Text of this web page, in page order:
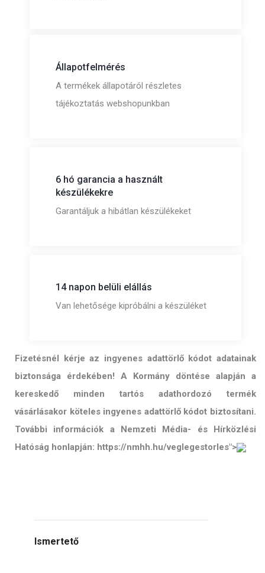
Állapotfelmérés
A termékek állapotáról részletes
tájékoztatás webshopunkban
6 hó garancia a használt
készülékekre
Garantáljuk a hibátlan készülékeket
14 napon belüli elállás
Van lehetősége kipróbálni a készüléket
Fizetésnél kérje az ingyenes adattörlő kódot adatainak
biztonsága érdekében! A Kormány döntése alapján a
kereskedő minden tartós adathordozó termék
vásárlásakor köteles ingyenes adattörlő kódot biztosítani.
További információk a Nemzeti Média- és Hírközlési
Hatóság honlapján: https://nmhh.hu/veglegestorles">
Ismertető